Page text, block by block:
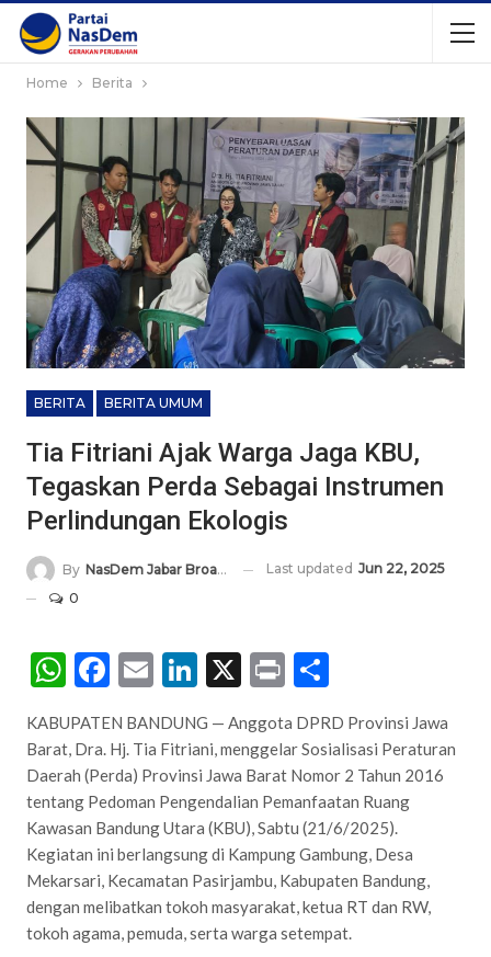
Home Berita
BERITA BERITA UMUM
Tia Fitriani Ajak Warga Jaga KBU,
Tegaskan Perda Sebagai Instrumen
Perlindungan Ekologis
By NasDem Jabar Broadcasting Network Last updated Jun 22, 2025
0
WhatsApp
Facebook
EmailLinkedIn
X Print
KABUPATEN BANDUNG — Anggota DPRD Provinsi Jawa
Barat, Dra. Hj. Tia Fitriani, menggelar Sosialisasi Peraturan
Daerah (Perda) Provinsi Jawa Barat Nomor 2 Tahun 2016
tentang Pedoman Pengendalian Pemanfaatan Ruang
Kawasan Bandung Utara (KBU), Sabtu (21/6/2025).
Kegiatan ini berlangsung di Kampung Gambung, Desa
Mekarsari, Kecamatan Pasirjambu, Kabupaten Bandung,
dengan melibatkan tokoh masyarakat, ketua RT dan RW,
tokoh agama, pemuda, serta warga setempat.